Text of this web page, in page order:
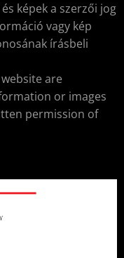
képek a szerzői jog
vagy kép
írásbeli
are
or images
permission of